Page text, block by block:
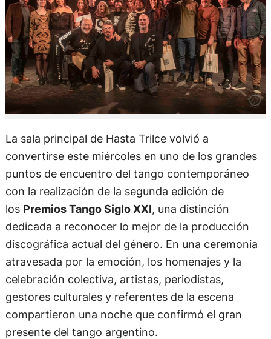
La sala principal de Hasta Trilce volvió a
convertirse este miércoles en uno de los grandes
puntos de encuentro del tango contemporáneo
con la realización de la segunda edición de
los Premios Tango Siglo XXI, una distinción
dedicada a reconocer lo mejor de la producción
discográfica actual del género. En una ceremonia
atravesada por la emoción, los homenajes y la
celebración colectiva, artistas, periodistas,
gestores culturales y referentes de la escena
compartieron una noche que confirmó el gran
presente del tango argentino.